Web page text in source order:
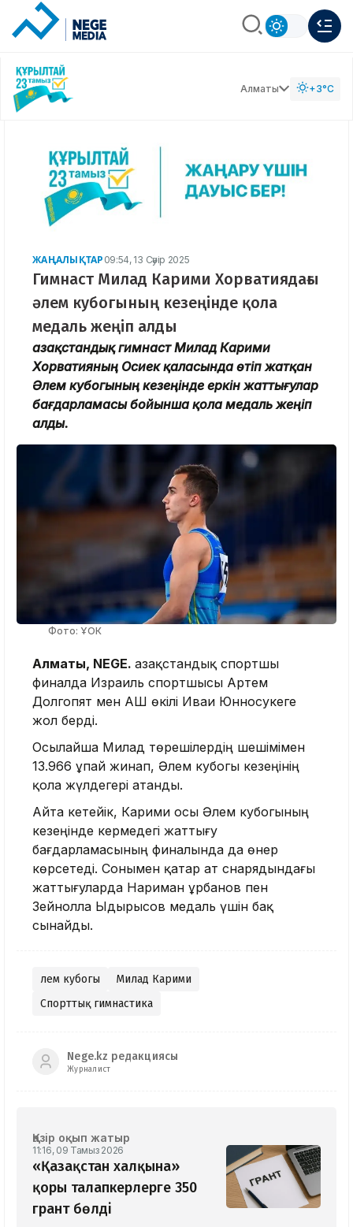
Алматы +3°C
ЖАҢАЛЫҚТАР 09:54, 13 Сәуір 2025
Гимнаст Милад Карими Хорватиядағы
әлем кубогының кезеңінде қола
медаль жеңіп алды
Қазақстандық гимнаст Милад Карими
Хорватияның Осиек қаласында өтіп жатқан
Әлем кубогының кезеңінде еркін жаттығулар
бағдарламасы бойынша қола медаль жеңіп
алды.
Фото: ҰОК
Алматы, NEGE. Қазақстандық спортшы
финалда Израиль спортшысы Артем
Долгопят мен АҚШ өкілі Иваи Юнносукеге
жол берді.
Осылайша Милад төрешілердің шешімімен
13.966 ұпай жинап, Әлем кубогы кезеңінің
қола жүлдегері атанды.
Айта кетейік, Карими осы Әлем кубогының
кезеңінде кермедегі жаттығу
бағдарламасының финалында да өнер
көрсетеді. Сонымен қатар ат снарядындағы
жаттығуларда Нариман Құрбанов пен
Зейнолла Ыдырысов медаль үшін бақ
сынайды.
әлем кубогы
Милад Карими
Спорттық гимнастика
Nege.kz редакциясы
Журналист
Қазір оқып жатыр
11:16, 09 Тамыз 2026
«Қазақстан халқына»
қоры талапкерлерге 350
грант бөлді